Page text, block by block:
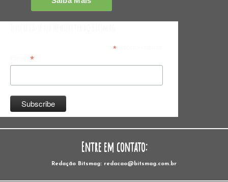
*indicates required
*
Entre em contato:
Redação Bitsmag: redacao@bitsmag.com.br